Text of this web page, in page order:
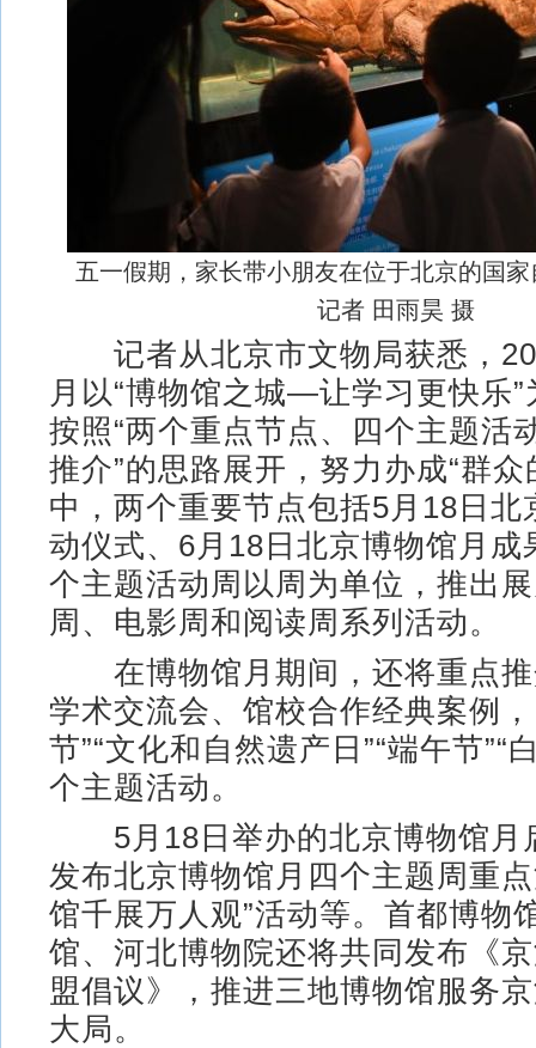
五一假期，家长带小朋友在位于北京的国
记者 田雨昊 摄
记者从北京市文物局获悉，
月以“博物馆之城—让学习更快乐
按照“两个重点节点、四个主题活
推介”的思路展开，努力办成“群众
中，两个重要节点包括5月18日北
动仪式、6月18日北京博物馆月成
个主题活动周以周为单位，推出
周、电影周和阅读周系列活动。
在博物馆月期间，还将重点推
学术交流会、馆校合作经典案例
节”“文化和自然遗产日”“端午节”“
个主题活动。
5月18日举办的北京博物馆月
发布北京博物馆月四个主题周重
馆千展万人观”活动等。首都博物
馆、河北博物院还将共同发布《
盟倡议》，推进三地博物馆服务
大局。